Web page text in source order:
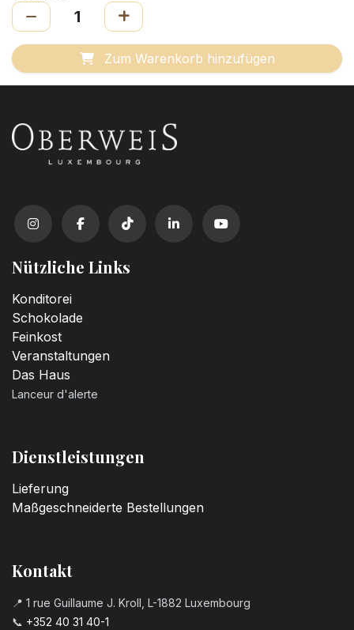
Zum Warenkorb hinzufügen
Nützliche Links
Konditorei
Schokolade
Feinkost
Veranstaltungen
Das Haus
Lanceur d'alerte
Dienstleistungen
Lieferung
Maßgeschneiderte Bestellungen
Kontakt
📍 1 rue Guillaume J. Kroll, L-1882 Luxembourg
📞 +352 40 31 40-1